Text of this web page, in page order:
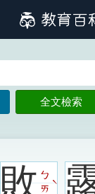
筆畫索引圖示
全文檢索
敗ㄅ
ㄞ
ˋ